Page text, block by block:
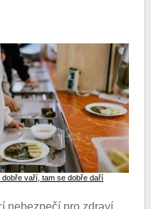
dobře vaří, tam se dobře daří
nebezpečí pro zdraví.